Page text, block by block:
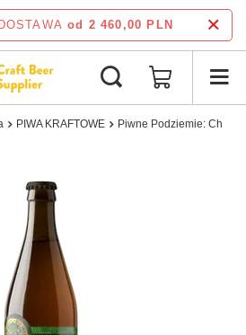
od 2 460,00 PLN
PIWA KRAFTOWE Piwne Podziemie: